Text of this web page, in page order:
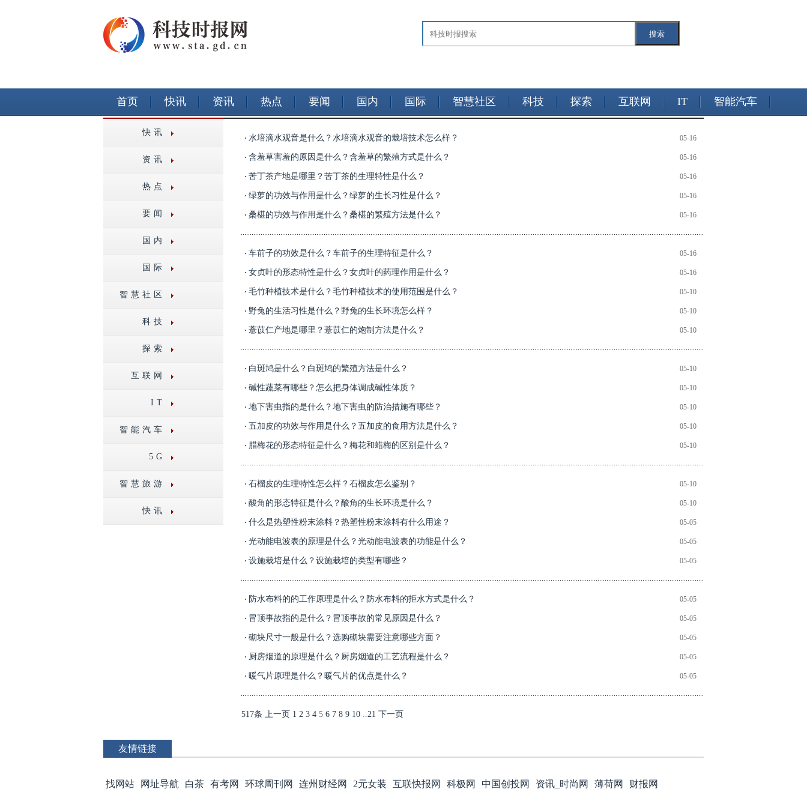
搜索
首页 快讯 资讯 热点 要闻 国内 国际 智慧社区 科技 探索 互联网 IT 智能汽车
首页> 数码 > > 列表
快讯
资讯
热点
要闻
国内
国际
智慧社区
科技
探索
互联网
IT
智能汽车
5G
智慧旅游
快讯
05-16
水培滴水观音是什么？水培滴水观音的栽培技术怎么样？
05-16
含羞草害羞的原因是什么？含羞草的繁殖方式是什么？
05-16
苦丁茶产地是哪里？苦丁茶的生理特性是什么？
05-16
绿萝的功效与作用是什么？绿萝的生长习性是什么？
05-16
桑椹的功效与作用是什么？桑椹的繁殖方法是什么？
05-16
车前子的功效是什么？车前子的生理特征是什么？
05-16
女贞叶的形态特性是什么？女贞叶的药理作用是什么？
05-10
毛竹种植技术是什么？毛竹种植技术的使用范围是什么？
05-10
野兔的生活习性是什么？野兔的生长环境怎么样？
05-10
薏苡仁产地是哪里？薏苡仁的炮制方法是什么？
05-10
白斑鸠是什么？白斑鸠的繁殖方法是什么？
05-10
碱性蔬菜有哪些？怎么把身体调成碱性体质？
05-10
地下害虫指的是什么？地下害虫的防治措施有哪些？
05-10
五加皮的功效与作用是什么？五加皮的食用方法是什么？
05-10
腊梅花的形态特征是什么？梅花和蜡梅的区别是什么？
05-10
石榴皮的生理特性怎么样？石榴皮怎么鉴别？
05-10
酸角的形态特征是什么？酸角的生长环境是什么？
05-05
什么是热塑性粉末涂料？热塑性粉末涂料有什么用途？
05-05
光动能电波表的原理是什么？光动能电波表的功能是什么？
05-05
设施栽培是什么？设施栽培的类型有哪些？
05-05
防水布料的的工作原理是什么？防水布料的拒水方式是什么？
05-05
冒顶事故指的是什么？冒顶事故的常见原因是什么？
05-05
砌块尺寸一般是什么？选购砌块需要注意哪些方面？
05-05
厨房烟道的原理是什么？厨房烟道的工艺流程是什么？
05-05
暖气片原理是什么？暖气片的优点是什么？
517条 上一页 1 2 3 4 5 6 7 8 9 10 ..21 下一页
友情链接
找网站 网址导航 白茶 有考网 环球周刊网 连州财经网 2元女装 互联快报网 科极网 中国创投网 资讯_时尚网 薄荷网 财报网